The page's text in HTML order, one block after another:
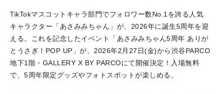
TikTokマスコットキャラ部門でフォロワー数No.1を誇る人気
キャラクター「あさみみちゃん」が、2026年に誕生5周年を迎
える。これを記念したイベント「あさみみちゃん5周年 ありが
とうさぎ！POP UP」が、2026年2月27日(金)から渋谷PARCO
地下1階・GALLERY X BY PARCOにて開催決定！入場無料
で、5周年限定グッズやフォトスポットが楽しめる。